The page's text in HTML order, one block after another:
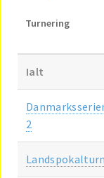
Turnering
Ialt
2